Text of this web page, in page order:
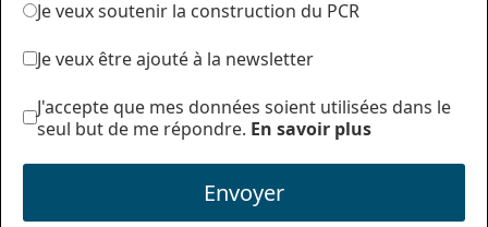
Je veux soutenir la construction du PCR
Je veux être ajouté à la newsletter
J'accepte que mes données soient utilisées dans le
seul but de me répondre. En savoir plus
Envoyer